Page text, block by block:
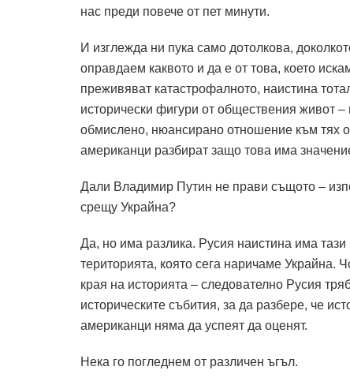
нас преди повече от пет минути.
И изглежда ни пука само дотолкова,
оправдаем каквото и да е от това, което
преживяват катастрофалното, наистина
исторически фигури от обществения живот
обмислено, нюансирано отношение към тях
американци разбират защо това има
Дали Владимир Путин не прави същото –
срещу Украйна?
Да, но има разлика. Русия наистина има
територията, която сега наричаме Украйна.
края на историята – следователно Русия
историческите събития, за да разбере, че
американци няма да успеят да оценят.
Нека го погледнем от различен ъгъл.